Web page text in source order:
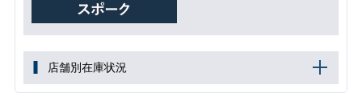
店舗別在庫状況